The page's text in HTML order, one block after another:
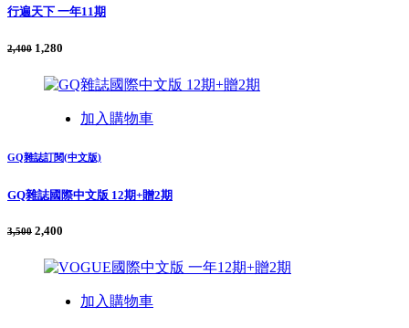
行遍天下 一年11期
2,400 1,280
加入購物車
GQ雜誌訂閱(中文版)
GQ雜誌國際中文版 12期+贈2期
3,500 2,400
加入購物車